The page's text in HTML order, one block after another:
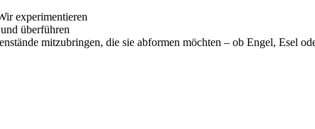
experimentieren
überführen
mitzubringen, die sie abformen möchten – ob Engel, Esel